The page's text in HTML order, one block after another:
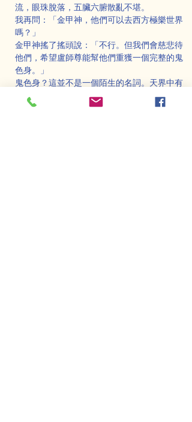
流，眼珠脫落，五臟六腑散亂不堪。
我再問：「金甲神，他們可以去西方極樂世界
嗎？」
金甲神搖了搖頭說：「不行。但我們會慈悲待
他們，希望盧師尊能幫他們重獲一個完整的鬼
色身。」
鬼色身？這並不是一個陌生的名詞。天界中有
「報身佛」和「天色身」等存在。「報身佛」
是法身佛的顯化，具莊嚴的身相；而「天色